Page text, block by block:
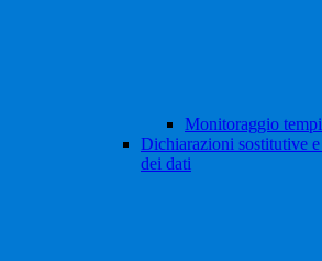
Monitoraggio
Dichiarazioni sostitutive
dei dati